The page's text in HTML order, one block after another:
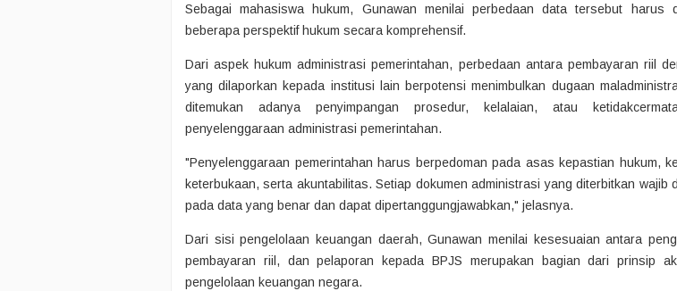
Sebagai mahasiswa hukum, Gunawan menilai perbedaan data tersebut harus
beberapa perspektif hukum secara komprehensif.
Dari aspek hukum administrasi pemerintahan, perbedaan antara pembayaran riil
yang dilaporkan kepada institusi lain berpotensi menimbulkan dugaan
ditemukan adanya penyimpangan prosedur, kelalaian, atau
penyelenggaraan administrasi pemerintahan.
"Penyelenggaraan pemerintahan harus berpedoman pada asas kepastian hukum,
keterbukaan, serta akuntabilitas. Setiap dokumen administrasi yang diterbitkan wajib
pada data yang benar dan dapat dipertanggungjawabkan," jelasnya.
Dari sisi pengelolaan keuangan daerah, Gunawan menilai kesesuaian antara
pembayaran riil, dan pelaporan kepada BPJS merupakan bagian dari prinsip
pengelolaan keuangan negara.